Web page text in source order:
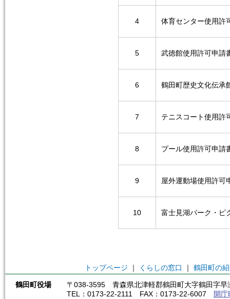
4 体育センター使用許
5 武徳館使用許可申請
6 鶴田町歴史文化伝承
7 テニスコート使用許
8 プール使用許可申請
9 屋外運動場使用許可
10 富士見湖パーク・ピ
トップページ ｜ くらしの窓口 ｜ 鶴田町の
鶴田町役場
〒038-3595 青森県北津軽郡鶴田町大字鶴田字早
TEL：0173-22-2111 FAX：0173-22-6007
開